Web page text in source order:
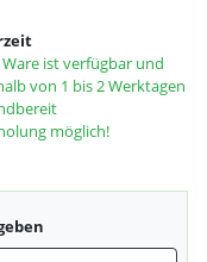
ist verfügbar und
von 1 bis 2 Werktagen
möglich!